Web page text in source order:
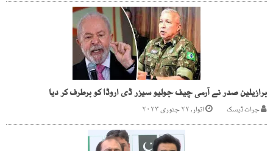
برازیلین صدر نے آرمی چیف جولیو سیزر ڈی اروڈا کو برطرف کر دیا
جرات ڈیسک اتوار, ۲۲ جنوری ۲۰۲۳